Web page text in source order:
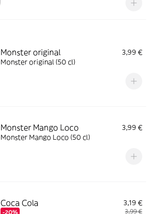
Monster original
3,99 €
Monster original (50 cl)
Monster Mango Loco
3,99 €
Monster Mango Loco (50 cl)
Coca Cola
-20%
3,19 €
3,99 €